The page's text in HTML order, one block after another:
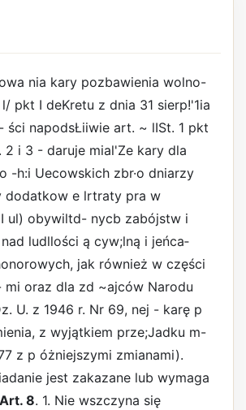
nia kary pozbawienia wolno-
pkt I deKretu z dnia 31 sierp!'1ia
ści napodsŁiiwie art. ~ lISt. 1 pkt
2 i 3 - daruje mial'Ze kary dla
-h:i Uecowskich zbr·o dniarzy
dodatkow e lrtraty pra w
ul) obywiltd- nycb zabójstw i
ludllości ą cyw;lną i jeńca­
jak również w części
mi oraz dla zd ~ajców Narodu
U. z 1946 r. Nr 69, nej - karę p
z wyjątkiem prze;Jadku m-
z p óżniejszymi zmianami).
jest zakazane lub wymaga
Art. 8. 1. Nie wszczyna się